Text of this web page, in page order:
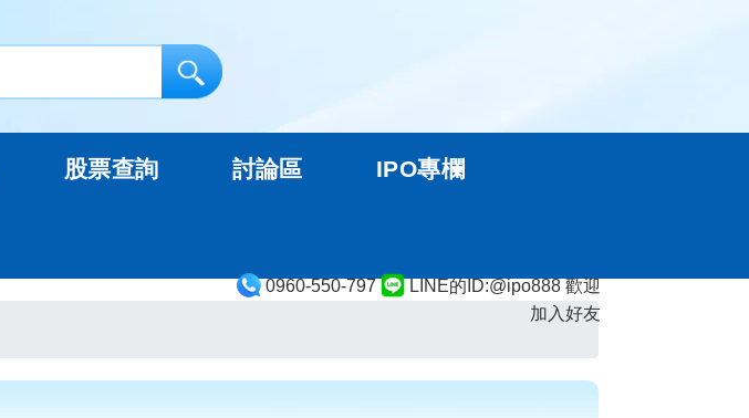
0960-550-797
LINE的ID:@ipo888 歡迎
加入好友
股票查詢 討論區 IPO專欄